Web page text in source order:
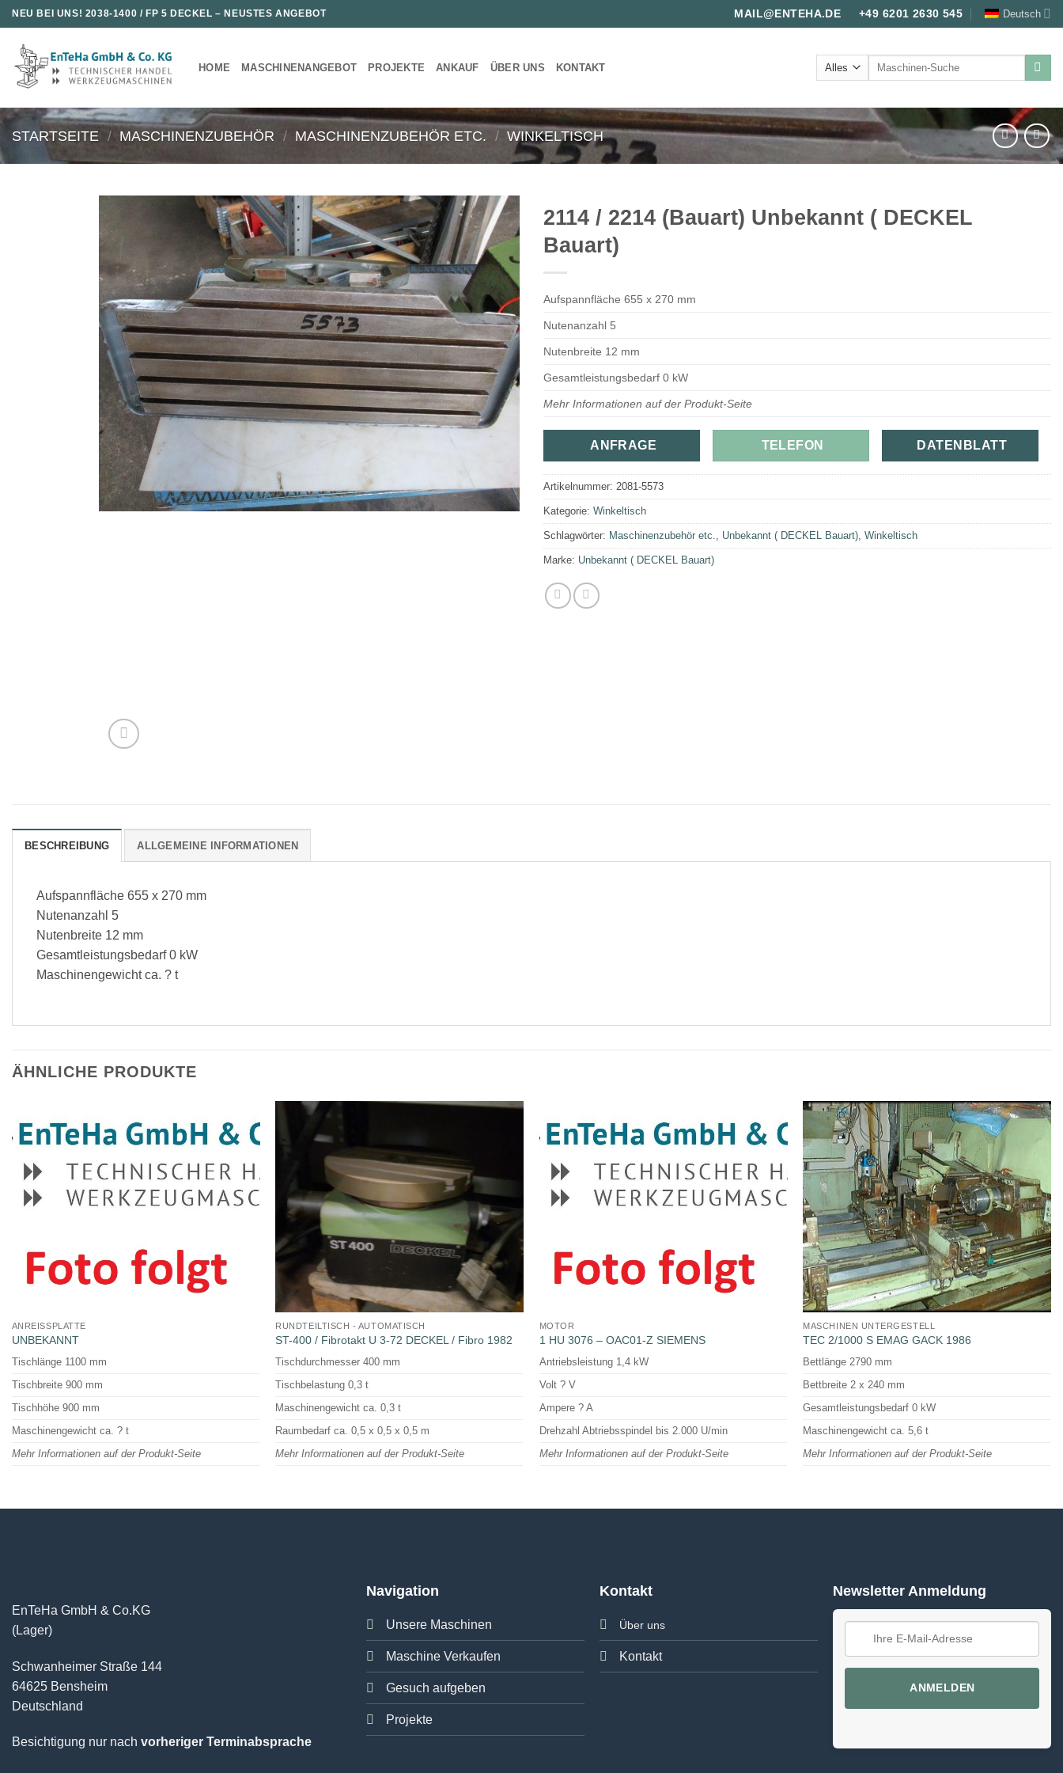
Zum
Inhalt
springen
NEU BEI UNS! 2038-1400 / FP 5 DECKEL – NEUSTES ANGEBOT MAIL@ENTEHA.DE +49 6201 2630 545 Deutsch
HOME MASCHINENANGEBOT PROJEKTE ANKAUF ÜBER UNS KONTAKT
Suche
STARTSEITE / MASCHINENZUBEHÖR / MASCHINENZUBEHÖR ETC. / WINKELTISCH
2114 / 2214 (Bauart) Unbekannt ( DECKEL
Bauart)
Aufspannfläche 655 x 270 mm
Nutenanzahl 5
Nutenbreite 12 mm
Gesamtleistungsbedarf 0 kW
Mehr Informationen auf der Produkt-Seite
ANFRAGE TELEFON DATENBLATT
Artikelnummer: 2081-5573
Kategorie: Winkeltisch
Schlagwörter: Maschinenzubehör etc. Unbekannt ( DECKEL Bauart) Winkeltisch
Marke: Unbekannt ( DECKEL Bauart)
BESCHREIBUNG ALLGEMEINE INFORMATIONEN
Aufspannfläche 655 x 270 mm
Nutenanzahl 5
Nutenbreite 12 mm
Gesamtleistungsbedarf 0 kW
Maschinengewicht ca. ? t
ÄHNLICHE PRODUKTE
ANREISSPLATTE
UNBEKANNT
Tischlänge 1100 mm
Tischbreite 900 mm
Tischhöhe 900 mm
Maschinengewicht ca. ? t
Mehr Informationen auf der Produkt-Seite
RUNDTEILTISCH - AUTOMATISCH
ST-400 / Fibrotakt U 3-72 DECKEL / Fibro 1982
Tischdurchmesser 400 mm
Tischbelastung 0,3 t
Maschinengewicht ca. 0,3 t
Raumbedarf ca. 0,5 x 0,5 x 0,5 m
Mehr Informationen auf der Produkt-Seite
MOTOR
1 HU 3076 – OAC01-Z SIEMENS
Antriebsleistung 1,4 kW
Volt ? V
Ampere ? A
Drehzahl Abtriebsspindel bis 2.000 U/min
Mehr Informationen auf der Produkt-Seite
MASCHINEN UNTERGESTELL
TEC 2/1000 S EMAG GACK 1986
Bettlänge 2790 mm
Bettbreite 2 x 240 mm
Gesamtleistungsbedarf 0 kW
Maschinengewicht ca. 5,6 t
Mehr Informationen auf der Produkt-Seite
EnTeHa GmbH & Co.KG
(Lager)
Schwanheimer Straße 144
64625 Bensheim
Deutschland
Besichtigung nur nach vorheriger Terminabsprache
Navigation
Unsere Maschinen
Maschine Verkaufen
Gesuch aufgeben
Projekte
Kontakt
Über uns
Kontakt
Newsletter Anmeldung
ANMELDEN